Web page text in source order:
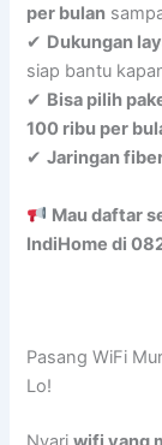
per bulan
✔ Dukungan
siap bantu
✔ Bisa pilih
100 ribu per
✔Jaringan
Mau daftar
IndiHome di
Pasang WiFi
Lo!